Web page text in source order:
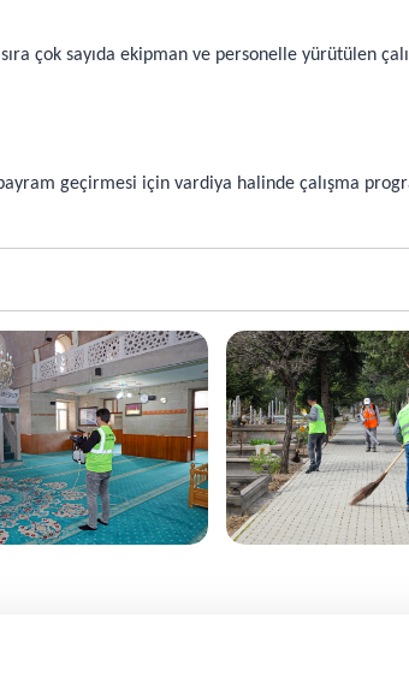
sıra çok sayıda ekipman ve personelle yürütülen
geçirmesi için vardiya halinde çalışma